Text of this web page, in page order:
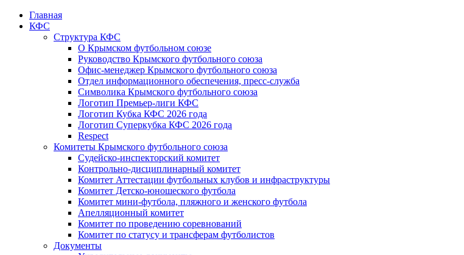
Главная
КФС
Структура КФС
О Крымском футбольном союзе
Руководство Крымского футбольного союза
Офис-менеджер Крымского футбольного союза
Отдел информационного обеспечения, пресс-служба
Символика Крымского футбольного союза
Логотип Премьер-лиги КФС
Логотип Кубка КФС 2026 года
Логотип Суперкубка КФС 2026 года
Respect
Комитеты Крымского футбольного союза
Судейско-инспекторский комитет
Контрольно-дисциплинарный комитет
Комитет Аттестации футбольных клубов и инфраструктуры
Комитет Детско-юношеского футбола
Комитет мини-футбола, пляжного и женского футбола
Апелляционный комитет
Комитет по проведению соревнований
Комитет по статусу и трансферам футболистов
Документы